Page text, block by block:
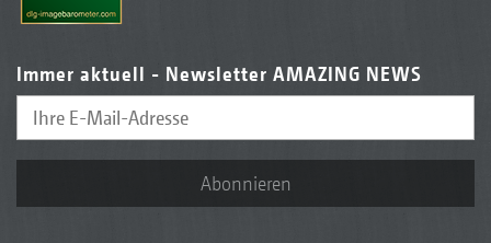
Immer aktuell - Newsletter AMAZING NEWS
Abonnieren